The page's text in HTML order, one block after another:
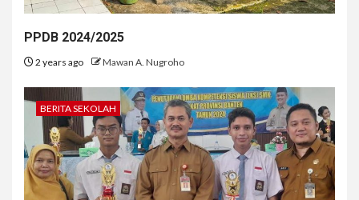
PPDB 2024/2025
2 years ago Mawan A. Nugroho
BERITA SEKOLAH